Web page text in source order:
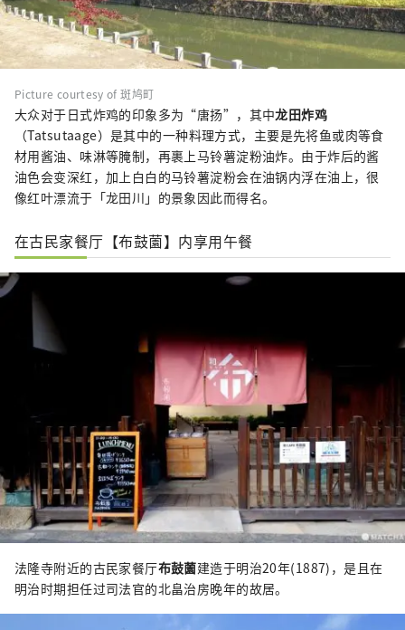
Picture courtesy of 斑鸠町
大众对于日式炸鸡的印象多为“唐扬”，其中龙田炸鸡
（Tatsutaage）是其中的一种料理方式，主要是先将鱼或肉等食
材用酱油、味淋等腌制，再裹上马铃薯淀粉油炸。由于炸后的酱
油色会变深红，加上白白的马铃薯淀粉会在油锅内浮在油上，很
像红叶漂流于「龙田川」的景象因此而得名。
在古民家餐厅【布鼓薗】内享用午餐
法隆寺附近的古民家餐厅布鼓薗建造于明治20年(1887)，是且在
明治时期担任过司法官的北畠治房晚年的故居。